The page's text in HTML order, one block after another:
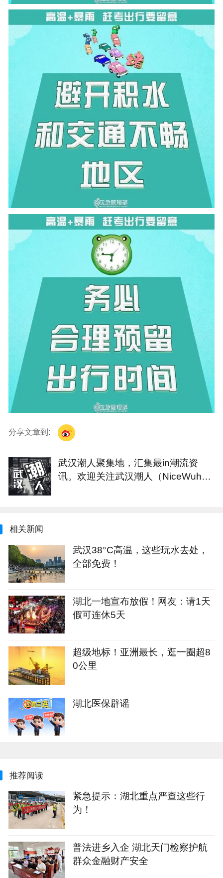
分享文章到:
武汉潮人聚集地，汇集最in潮流资
讯。欢迎关注武汉潮人（NiceWuha
相关新闻
武汉38°C高温，这些玩水去处，
全部免费！
湖北一地宣布放假！网友：请1天
假可连休5天
超级地标！亚洲最长，逛一圈超8
0公里
湖北医保辟谣
推荐阅读
紧急提示：湖北重点严查这些行
为！
普法进乡入企 湖北天门检察护航
群众金融财产安全